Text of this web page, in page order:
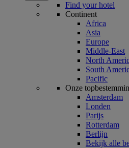
Find your hotel
Continent
Africa
Asia
Europe
Middle-East
North
South
Pacific
Onze
Amsterdam
Londen
Parijs
Rotterdam
Berlijn
Bekijk alle